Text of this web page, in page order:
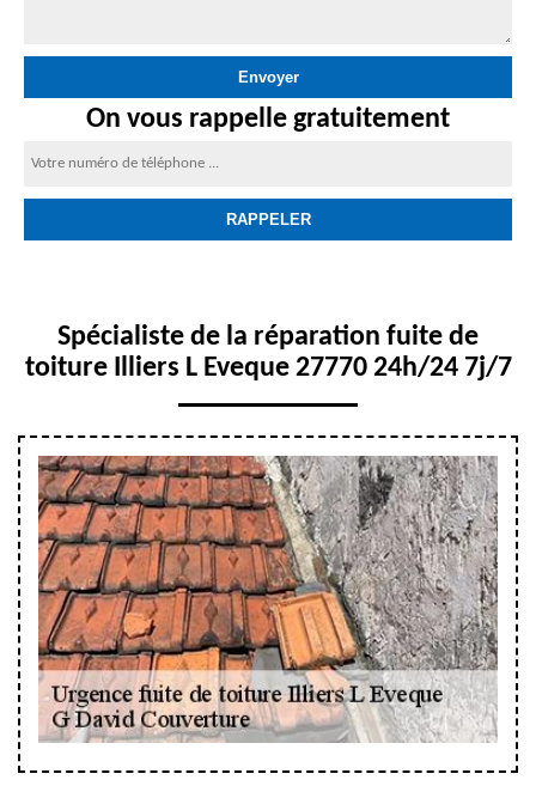
On vous rappelle gratuitement
Spécialiste de la réparation fuite de
toiture Illiers L Eveque 27770 24h/24 7j/7